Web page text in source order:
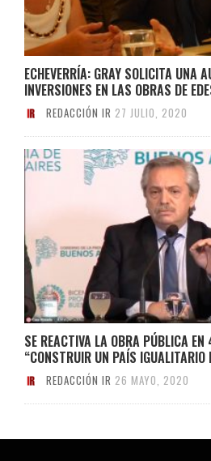
ECHEVERRÍA: GRAY SOLICITA UNA
INVERSIONES EN LAS OBRAS DE
REDACCIÓN IR 27 JULIO, 2020
SE REACTIVA LA OBRA PÚBLICA
“CONSTRUIR UN PAÍS IGUALITARIO
REDACCIÓN IR 26 MAYO, 2020